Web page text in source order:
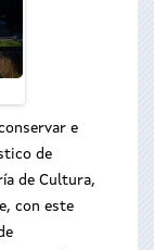
e
de
de Cultura,
con este